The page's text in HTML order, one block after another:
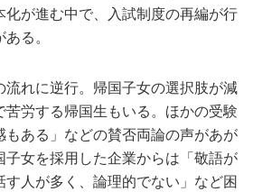
化が進む中で、入試制度の再編が行
る。
流れに逆行。帰国子女の選択肢が減
苦労する帰国生もいる。ほかの受験
もある」などの賛否両論の声があが
子女を採用した企業からは「敬語が
人が多く、論理的でない」など困